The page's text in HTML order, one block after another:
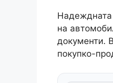
Надеждната
на
документи.
покупко-